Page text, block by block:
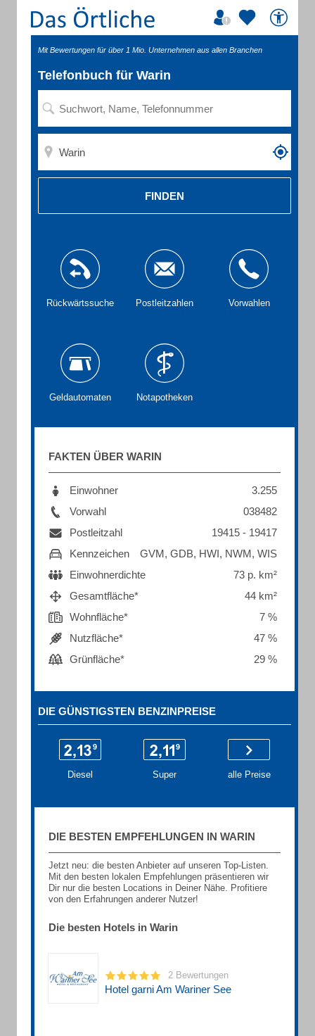
Mit Bewertungen für über 1 Mio. Unternehmen aus allen Branchen
Telefonbuch für Warin
FINDEN
Rückwärtssuche Postleitzahlen Vorwahlen
Geldautomaten Notapotheken
FAKTEN ÜBER WARIN
Einwohner
3.255
Vorwahl
038482
Postleitzahl
19415 - 19417
Kennzeichen
GVM, GDB, HWI, NWM, WIS
Einwohnerdichte
73 p. km²
Gesamtfläche*
44 km²
Wohnfläche*
7 %
Nutzfläche*
47 %
Grünfläche*
29 %
DIE GÜNSTIGSTEN BENZINPREISE
Diesel Super alle Preise
DIE BESTEN EMPFEHLUNGEN IN WARIN
Jetzt neu: die besten Anbieter auf unseren Top-Listen.
Mit den besten lokalen Empfehlungen präsentieren wir
Dir nur die besten Locations in Deiner Nähe. Profitiere
von den Erfahrungen anderer Nutzer!
Die besten Hotels in Warin
2 Bewertungen
Hotel garni Am Wariner See